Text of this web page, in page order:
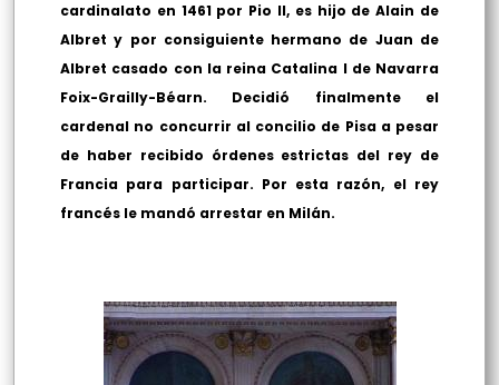
cardinalato en 1461 por Pio II, es hijo de Alain de
Albret y por consiguiente hermano de Juan de
Albret casado con la reina Catalina I de Navarra
Foix-Grailly-Béarn. Decidió finalmente el
cardenal no concurrir al concilio de Pisa a pesar
de haber recibido órdenes estrictas del rey de
Francia para participar. Por esta razón, el rey
francés le mandó arrestar en Milán.